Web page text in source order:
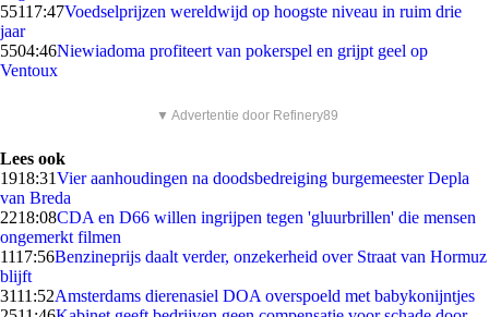
55117:47Voedselprijzen wereldwijd op hoogste niveau in ruim drie
jaar
5504:46Niewiadoma profiteert van pokerspel en grijpt geel op
Ventoux
▼ Advertentie door Refinery89
Lees ook
1918:31Vier aanhoudingen na doodsbedreiging burgemeester Depla
van Breda
2218:08CDA en D66 willen ingrijpen tegen 'gluurbrillen' die mensen
ongemerkt filmen
1117:56Benzineprijs daalt verder, onzekerheid over Straat van Hormuz
blijft
3111:52Amsterdams dierenasiel DOA overspoeld met babykonijntjes